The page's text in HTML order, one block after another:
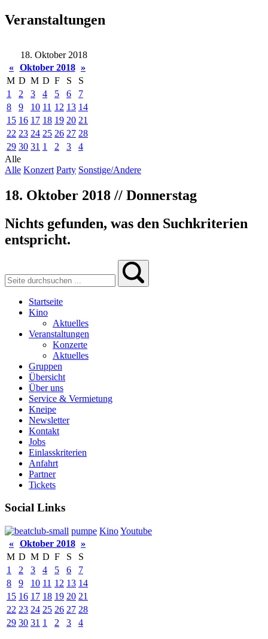
Veranstaltungen
18. Oktober 2018
« Oktober 2018 »
M D M D F S
S
1
2 3 4 5 6
7
8
9 10 11 12 13 14
15 16 17 18 19 20 21
22 23 24 25 26 27 28
29 30 31 1 2 3
4
Alle
Alle Konzert Party Sonstige/Andere
18. Oktober 2018 // Donnerstag
Nichts gefunden, was den Suchkriterien
entspricht.
Startseite
Kino
Aktuelles
Veranstaltungen
Konzerte
Aktuelles
Gruppen
Übersicht
Über uns
Service & Vermietung
Kneipe
Newsletter
Kontakt
Jobs
Einlasskriterien
Anfahrt
Partner
Tickets
Social Links
pumpe KinoYoutube
« Oktober 2018 »
M D M D F S
S
1
2 3 4 5 6
7
8
9 10 11 12 13 14
15 16 17 18 19 20 21
22 23 24 25 26 27 28
29 30 31 1 2 3 4